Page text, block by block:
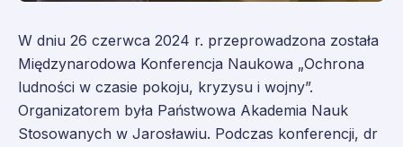
W dniu 26 czerwca 2024 r. przeprowadzona została
Międzynarodowa Konferencja Naukowa „Ochrona
ludności w czasie pokoju, kryzysu i wojny”.
Organizatorem była Państwowa Akademia Nauk
Stosowanych w Jarosławiu. Podczas konferencji, dr